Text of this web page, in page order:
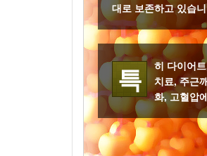
대로 보존하고 있습
특
히 다이어
치료, 주근
화, 고혈압